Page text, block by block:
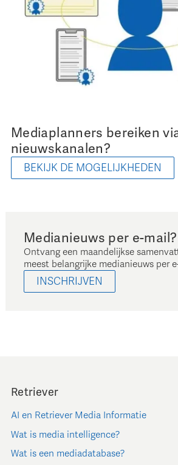
Mediaplanners bereiken
nieuwskanalen?
BEKIJK DE MOGELIJKHEDEN
Medianieuws per e-mail?
Ontvang een maandelijkse
meest belangrijke medianieuws per
INSCHRIJVEN
Retriever
AI en Retriever Media Informatie
Wat is media intelligence?
Wat is een mediadatabase?